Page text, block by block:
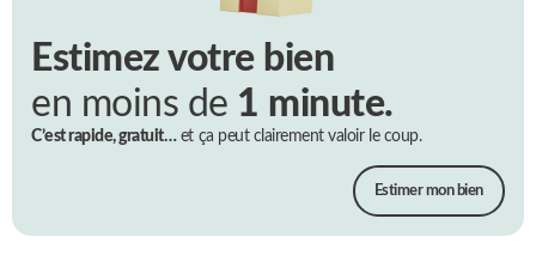
Estimez votre bien
en moins de 1 minute.
C’est rapide, gratuit…et ça peut clairement valoir le coup.
Estimer mon bien